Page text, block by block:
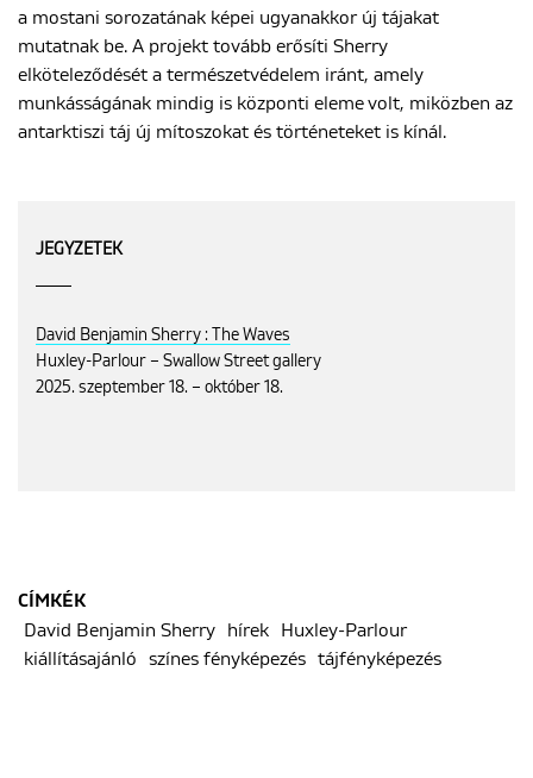
a mostani sorozatának képei ugyanakkor új tájakat
mutatnak be. A projekt tovább erősíti Sherry
elköteleződését a természetvédelem iránt, amely
munkásságának mindig is központi eleme volt, miközben az
antarktiszi táj új mítoszokat és történeteket is kínál.
JEGYZETEK
David Benjamin Sherry : The Waves
Huxley-Parlour – Swallow Street gallery
2025. szeptember 18. – október 18.
CÍMKÉK
David Benjamin Sherry
hírek
Huxley-Parlour
kiállításajánló
színes fényképezés tájfényképezés